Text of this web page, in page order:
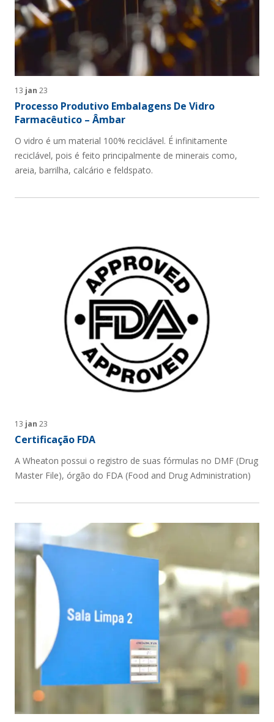
13 jan 23
Processo Produtivo Embalagens De Vidro
Farmacêutico – Âmbar
O vidro é um material 100% reciclável. É infinitamente
reciclável, pois é feito principalmente de minerais como,
areia, barrilha, calcário e feldspato.
13 jan 23
Certificação FDA
A Wheaton possui o registro de suas fórmulas no DMF (Drug
Master File), órgão do FDA (Food and Drug Administration)